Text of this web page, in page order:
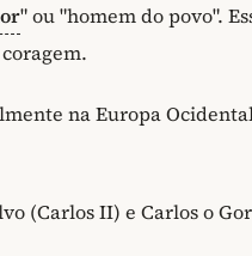
" ou "homem do povo".
na Europa
(Carlos II) e Carlos o